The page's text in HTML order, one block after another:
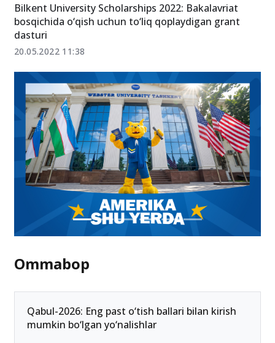
Bilkent University Scholarships 2022: Bakalavriat
bosqichida o‘qish uchun to‘liq qoplaydigan grant
dasturi
20.05.2022 11:38
Ommabop
Qabul-2026: Eng past o‘tish ballari bilan kirish
mumkin bo‘lgan yo‘nalishlar